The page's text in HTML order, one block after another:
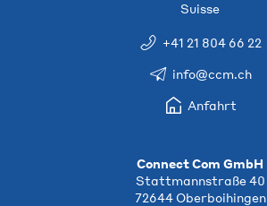
Suisse
+41 21 804 66 22
info@ccm.ch
Anfahrt
Connect Com GmbH
Stattmannstraße 40
72644 Oberboihingen